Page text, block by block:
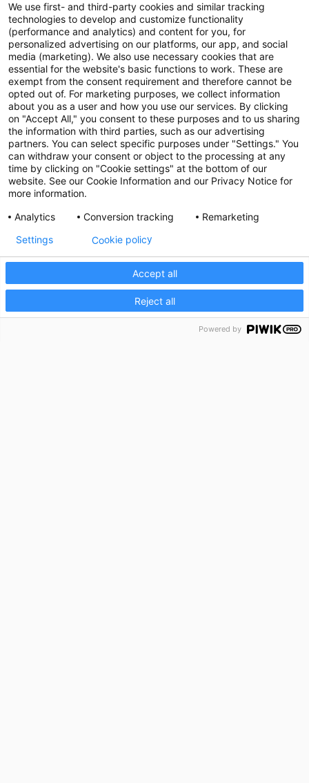
We use first- and third-party cookies and similar tracking
technologies to develop and customize functionality
(performance and analytics) and content for you, for
personalized advertising on our platforms, our app, and social
media (marketing). We also use necessary cookies that are
essential for the website's basic functions to work. These are
exempt from the consent requirement and therefore cannot be
opted out of. For marketing purposes, we collect information
about you as a user and how you use our services. By clicking
on "Accept All," you consent to these purposes and to us sharing
the information with third parties, such as our advertising
partners. You can select specific purposes under "Settings." You
can withdraw your consent or object to the processing at any
time by clicking on "Cookie settings" at the bottom of our
website. See our Cookie Information and our Privacy Notice for
more information.
Analytics
Conversion tracking Remarketing
Accept all
Reject all
Settings Cookie policy
Powered by